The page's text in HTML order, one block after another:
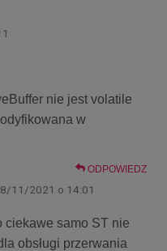
nie jest volatile
w
ODPOWIEDZ
11/2021 o 14:01
ciekawe samo ST nie
obsługi przerwania